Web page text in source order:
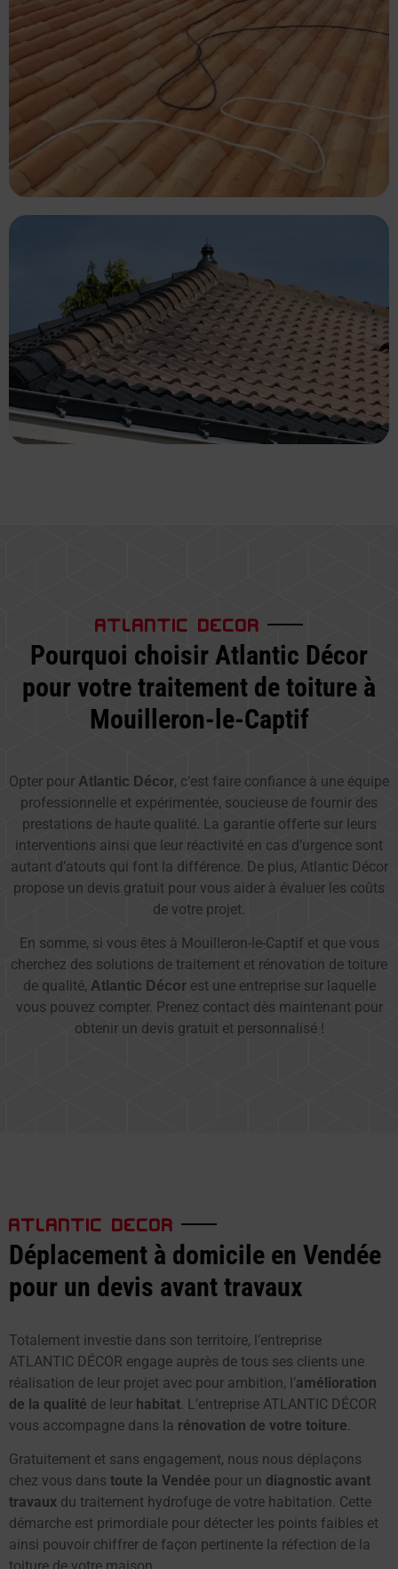
ATLANTIC DECOR
Pourquoi choisir Atlantic Décor
pour votre traitement de toiture à
Mouilleron-le-Captif
Opter pour Atlantic Décor, c’est faire confiance à une équipe
professionnelle et expérimentée, soucieuse de fournir des
prestations de haute qualité. La garantie offerte sur leurs
interventions ainsi que leur réactivité en cas d’urgence sont
autant d’atouts qui font la différence. De plus, Atlantic Décor
propose un devis gratuit pour vous aider à évaluer les coûts
de votre projet.
En somme, si vous êtes à Mouilleron-le-Captif et que vous
cherchez des solutions de traitement et rénovation de toiture
de qualité, Atlantic Décorest une entreprise sur laquelle
vous pouvez compter. Prenez contact dès maintenant pour
obtenir un devis gratuit et personnalisé !
ATLANTIC DECOR
Déplacement à domicile en Vendée
pour un devis avant travaux
Totalement investie dans son territoire, l’entreprise
ATLANTIC DÉCOR engage auprès de tous ses clients une
réalisation de leur projet avec pour ambition, l’amélioration
de la qualité de leur habitat . L’entreprise ATLANTIC DÉCOR
vous accompagne dans la rénovation de votre toiture
Gratuitement et sans engagement, nous nous déplaçons
chez vous dans toute la Vendée pour un diagnostic avant
travaux du traitement hydrofuge de votre habitation. Cette
démarche est primordiale pour détecter les points faibles et
ainsi pouvoir chiffrer de façon pertinente la réfection de la